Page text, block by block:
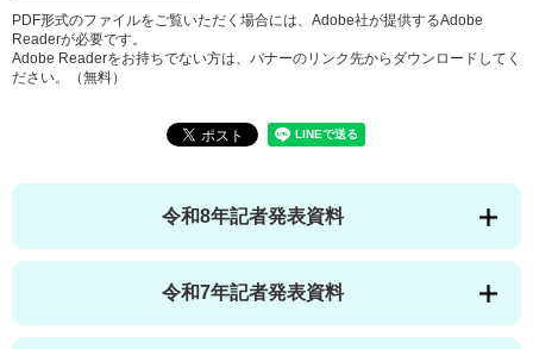
PDF形式のファイルをご覧いただく場合には、Adobe社が提供するAdobe
Readerが必要です。
Adobe Readerをお持ちでない方は、バナーのリンク先からダウンロードしてく
ださい。（無料）
令和8年記者発表資料
令和7年記者発表資料